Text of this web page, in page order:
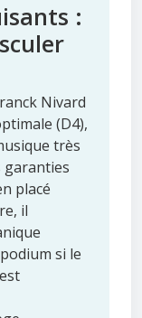
:
Nivard
(D4),
très
garanties
placé
il
si le